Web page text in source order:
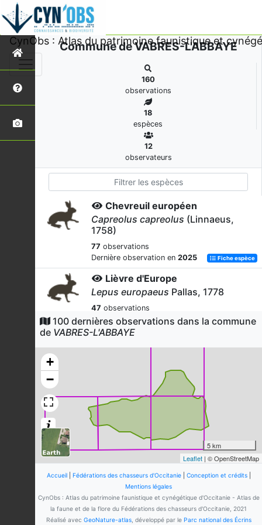
CynObs : Atlas du patrimoine faunistique et
Commune de VABRES-L'ABBAYE
160
observations
18
espèces
12
observateurs
Chevreuil européen
Capreolus capreolus (Linnaeus,
1758)
77 observations
Dernière observation en 2025 Fiche espèce
Lièvre d'Europe
Lepus europaeus Pallas, 1778
47 observations
Dernière observation en 2024 Fiche espèce
Dernière observation en
2023
Chat domestique
Felis catus
Linnaeus, 1758
observations
Dernière observation en
Fiche espèce
Blaireau européen
Meles meles(Linnaeus, 1758)
Dernière observation en2025
100 dernières observations dans la commune
de VABRES-L'ABBAYE
+
−
5 km
Leaflet | © OpenStreetMap
Accueil| Fédérations des chasseurs d'Occitanie| Conception et crédits|
Mentions légales
CynObs : Atlas du patrimoine faunistique et cynégétique d'Occitanie - Atlas de
la faune et de la flore du Fédérations des chasseurs d'Occitanie, 2021
Réalisé avec GeoNature-atlas, développé par le Parc national des Écrins